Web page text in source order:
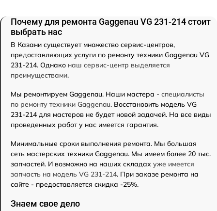
Почему для ремонта Gaggenau VG 231-214 стоит
выбрать нас
В Казани существует множество сервис-центров,
предоставляющих услуги по ремонту техники Gaggenau VG
231-214. Однако наш сервис-центр выделяется
преимуществами.
Мы ремонтируем Gaggenau. Наши мастера - специалисты
по ремонту техники Gaggenau. Восстановить модель VG
231-214 для мастеров не будет новой задачей. На все виды
проведенных работ у нас имеется гарантия.
Минимальные сроки выполнения ремонта. Мы большая
сеть мастерских техники Gaggenau. Мы имеем более 20 тыс.
запчастей. И возможно на наших складах уже имеется
запчасть на модель VG 231-214. При заказе ремонта на
сайте - предоставляется скидка -25%.
Знаем свое дело